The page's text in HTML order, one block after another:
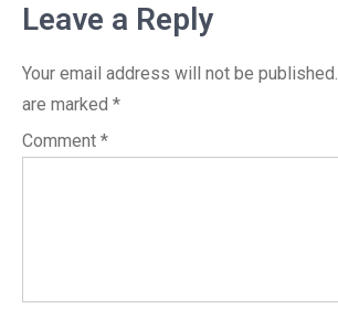
Leave a Reply
Your email address will not be published.
are marked *
Comment *